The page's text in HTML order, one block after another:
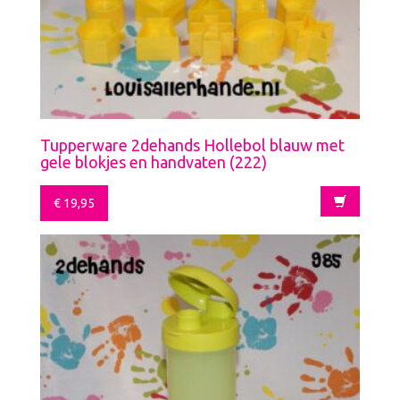
Tupperware 2dehands Hollebol blauw met
gele blokjes en handvaten (222)
€ 19,95